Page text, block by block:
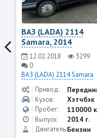
ВАЗ (LADA) 2114
Samara, 2014
12.02.2018
3299
0
ВАЗ (LADA) 2114 Samara
Привод:
Кузов: Хэтчбэк
Пробег: 110000
Выпуск: 2014 г.
Двигатель:Бензин